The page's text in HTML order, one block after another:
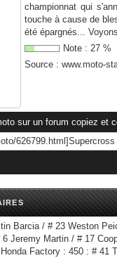
championnat qui
touche à cause de
été épargnés...
Note : 27 %
Source : www.moto-
sur un forum copiez et
Barcia / # 23 Weston
Jeremy Martin / # 17
Factory : 450 : # 41